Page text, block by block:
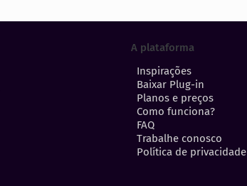
A plataforma
Inspirações
Baixar Plug-in
Planos e preços
Como funciona?
FAQ
Trabalhe conosco
Política de privacidade